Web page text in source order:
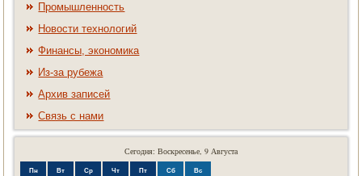
Промышленность
Новости технологий
Финансы, экономика
Из-за рубежа
Архив записей
Связь с нами
Сегодня: Воскресенье, 9 Августа
Пн Вт Ср Чт Пт Сб Вс